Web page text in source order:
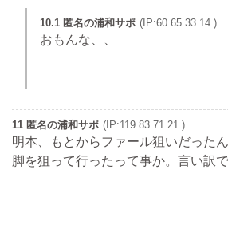
10.1 匿名の浦和サポ (IP:60.65.33.14 )
おもんな、、
11 匿名の浦和サポ (IP:119.83.71.21 )
明本、もとからファール狙いだったん
脚を狙って行ったって事か。言い訳で